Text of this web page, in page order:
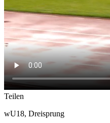
Teilen
wU18, Dreisprung